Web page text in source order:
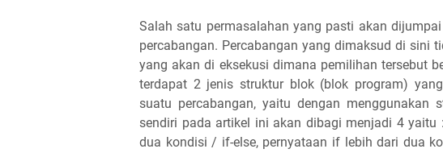
Salah satu permasalahan yang pasti akan
percabangan. Percabangan yang dimaksud di sini
yang akan di eksekusi dimana pemilihan tersebut
terdapat 2 jenis struktur blok (blok program)
suatu percabangan, yaitu dengan
sendiri pada artikel ini akan dibagi menjadi 4
dua kondisi / if-else, pernyataan if lebih dari dua